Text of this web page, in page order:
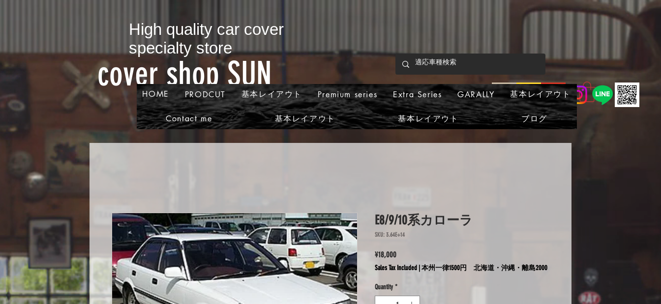
HOME PRODCUT 基本レイアウト Premium series Extra Series GARALLY 基本レイアウト
Contact me 基本レイアウト 基本レイアウト ブログ
​High quality car cover
specialty store
​cover shop SUN
E8/9/10系カローラ
SKU: 3.64E+14
¥18,000Price
Sales Tax Included 本州一律1500円 北海道・沖縄・離島2000
Quantity *